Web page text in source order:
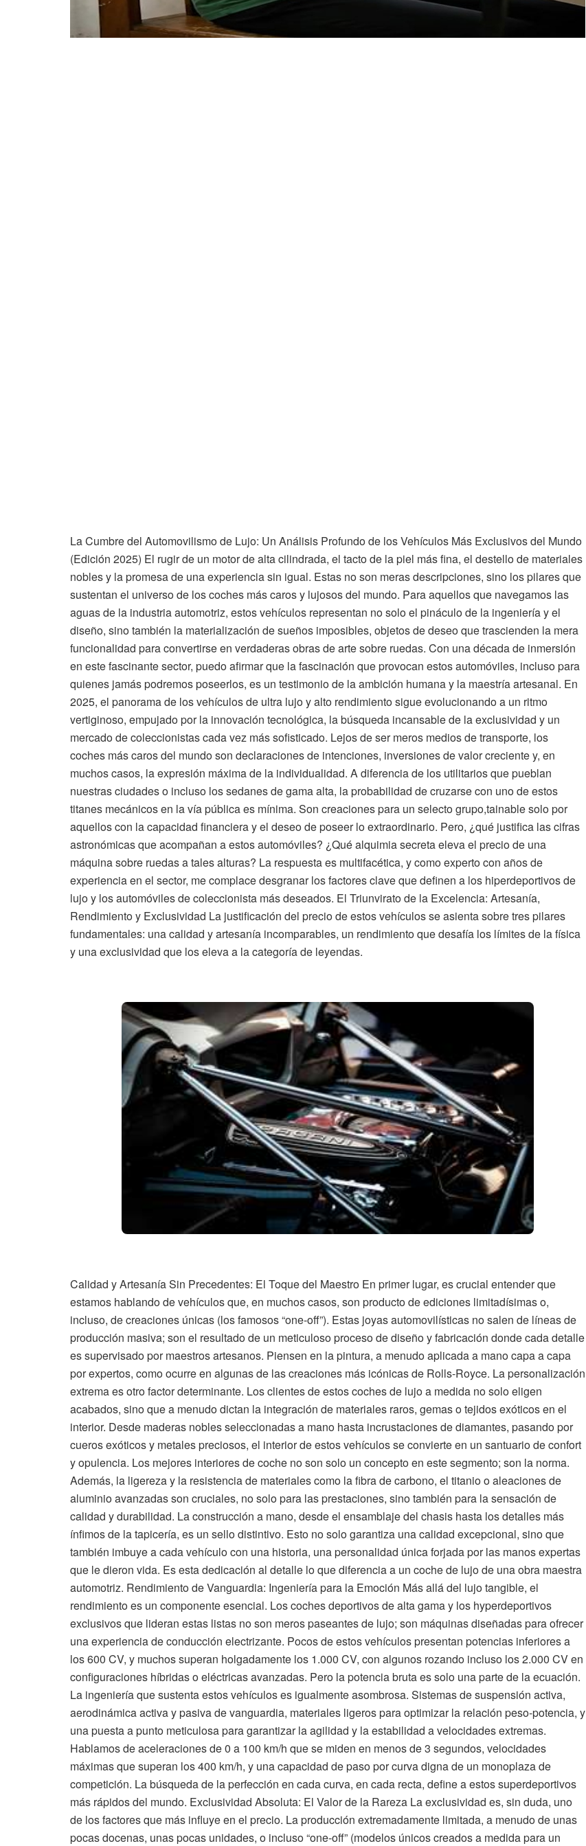
La Cumbre del Automovilismo de Lujo: Un Análisis Profundo de los Vehículos Más Exclusivos del Mundo
(Edición 2025) El rugir de un motor de alta cilindrada, el tacto de la piel más fina, el destello de materiales
nobles y la promesa de una experiencia sin igual. Estas no son meras descripciones, sino los pilares que
sustentan el universo de los coches más caros y lujosos del mundo. Para aquellos que navegamos las
aguas de la industria automotriz, estos vehículos representan no solo el pináculo de la ingeniería y el
diseño, sino también la materialización de sueños imposibles, objetos de deseo que trascienden la mera
funcionalidad para convertirse en verdaderas obras de arte sobre ruedas. Con una década de inmersión
en este fascinante sector, puedo afirmar que la fascinación que provocan estos automóviles, incluso para
quienes jamás podremos poseerlos, es un testimonio de la ambición humana y la maestría artesanal. En
2025, el panorama de los vehículos de ultra lujo y alto rendimiento sigue evolucionando a un ritmo
vertiginoso, empujado por la innovación tecnológica, la búsqueda incansable de la exclusividad y un
mercado de coleccionistas cada vez más sofisticado. Lejos de ser meros medios de transporte, los
coches más caros del mundo son declaraciones de intenciones, inversiones de valor creciente y, en
muchos casos, la expresión máxima de la individualidad. A diferencia de los utilitarios que pueblan
nuestras ciudades o incluso los sedanes de gama alta, la probabilidad de cruzarse con uno de estos
titanes mecánicos en la vía pública es mínima. Son creaciones para un selecto grupo,tainable solo por
aquellos con la capacidad financiera y el deseo de poseer lo extraordinario. Pero, ¿qué justifica las cifras
astronómicas que acompañan a estos automóviles? ¿Qué alquimia secreta eleva el precio de una
máquina sobre ruedas a tales alturas? La respuesta es multifacética, y como experto con años de
experiencia en el sector, me complace desgranar los factores clave que definen a los hiperdeportivos de
lujo y los automóviles de coleccionista más deseados. El Triunvirato de la Excelencia: Artesanía,
Rendimiento y Exclusividad La justificación del precio de estos vehículos se asienta sobre tres pilares
fundamentales: una calidad y artesanía incomparables, un rendimiento que desafía los límites de la física
y una exclusividad que los eleva a la categoría de leyendas.
Calidad y Artesanía Sin Precedentes: El Toque del Maestro En primer lugar, es crucial entender que
estamos hablando de vehículos que, en muchos casos, son producto de ediciones limitadísimas o,
incluso, de creaciones únicas (los famosos “one-off”). Estas joyas automovilísticas no salen de líneas de
producción masiva; son el resultado de un meticuloso proceso de diseño y fabricación donde cada detalle
es supervisado por maestros artesanos. Piensen en la pintura, a menudo aplicada a mano capa a capa
por expertos, como ocurre en algunas de las creaciones más icónicas de Rolls-Royce. La personalización
extrema es otro factor determinante. Los clientes de estos coches de lujo a medida no solo eligen
acabados, sino que a menudo dictan la integración de materiales raros, gemas o tejidos exóticos en el
interior. Desde maderas nobles seleccionadas a mano hasta incrustaciones de diamantes, pasando por
cueros exóticos y metales preciosos, el interior de estos vehículos se convierte en un santuario de confort
y opulencia. Los mejores interiores de coche no son solo un concepto en este segmento; son la norma.
Además, la ligereza y la resistencia de materiales como la fibra de carbono, el titanio o aleaciones de
aluminio avanzadas son cruciales, no solo para las prestaciones, sino también para la sensación de
calidad y durabilidad. La construcción a mano, desde el ensamblaje del chasis hasta los detalles más
ínfimos de la tapicería, es un sello distintivo. Esto no solo garantiza una calidad excepcional, sino que
también imbuye a cada vehículo con una historia, una personalidad única forjada por las manos expertas
que le dieron vida. Es esta dedicación al detalle lo que diferencia a un coche de lujo de una obra maestra
automotriz. Rendimiento de Vanguardia: Ingeniería para la Emoción Más allá del lujo tangible, el
rendimiento es un componente esencial. Los coches deportivos de alta gama y los hyperdeportivos
exclusivos que lideran estas listas no son meros paseantes de lujo; son máquinas diseñadas para ofrecer
una experiencia de conducción electrizante. Pocos de estos vehículos presentan potencias inferiores a
los 600 CV, y muchos superan holgadamente los 1.000 CV, con algunos rozando incluso los 2.000 CV en
configuraciones híbridas o eléctricas avanzadas. Pero la potencia bruta es solo una parte de la ecuación.
La ingeniería que sustenta estos vehículos es igualmente asombrosa. Sistemas de suspensión activa,
aerodinámica activa y pasiva de vanguardia, materiales ligeros para optimizar la relación peso-potencia, y
una puesta a punto meticulosa para garantizar la agilidad y la estabilidad a velocidades extremas.
Hablamos de aceleraciones de 0 a 100 km/h que se miden en menos de 3 segundos, velocidades
máximas que superan los 400 km/h, y una capacidad de paso por curva digna de un monoplaza de
competición. La búsqueda de la perfección en cada curva, en cada recta, define a estos superdeportivos
más rápidos del mundo. Exclusividad Absoluta: El Valor de la Rareza La exclusividad es, sin duda, uno
de los factores que más influye en el precio. La producción extremadamente limitada, a menudo de unas
pocas docenas, unas pocas unidades, o incluso “one-off” (modelos únicos creados a medida para un